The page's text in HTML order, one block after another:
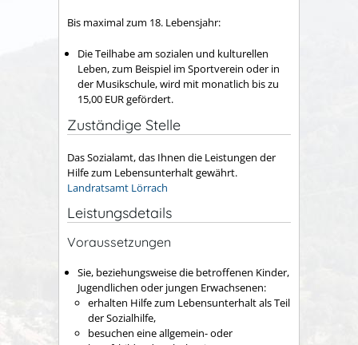
Bis maximal zum 18. Lebensjahr:
Die Teilhabe am sozialen und kulturellen
Leben, zum Beispiel im Sportverein oder in
der Musikschule, wird mit monatlich bis zu
15,00 EUR gefördert.
Zuständige Stelle
Das Sozialamt, das Ihnen die Leistungen der
Hilfe zum Lebensunterhalt gewährt.
Landratsamt Lörrach
Leistungsdetails
Voraussetzungen
Sie, beziehungsweise die betroffenen Kinder,
Jugendlichen oder jungen Erwachsenen:
erhalten Hilfe zum Lebensunterhalt als Teil
der Sozialhilfe,
besuchen eine allgemein- oder